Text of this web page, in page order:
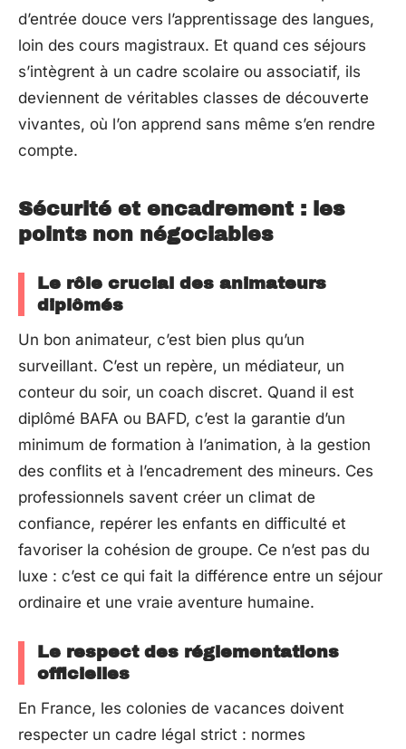
d’entrée douce vers l’apprentissage des langues,
loin des cours magistraux. Et quand ces séjours
s’intègrent à un cadre scolaire ou associatif, ils
deviennent de véritables classes de découverte
vivantes, où l’on apprend sans même s’en rendre
compte.
Sécurité et encadrement : les
points non négociables
Le rôle crucial des animateurs
diplômés
Un bon animateur, c’est bien plus qu’un
surveillant. C’est un repère, un médiateur, un
conteur du soir, un coach discret. Quand il est
diplômé BAFA ou BAFD, c’est la garantie d’un
minimum de formation à l’animation, à la gestion
des conflits et à l’encadrement des mineurs. Ces
professionnels savent créer un climat de
confiance, repérer les enfants en difficulté et
favoriser la cohésion de groupe. Ce n’est pas du
luxe : c’est ce qui fait la différence entre un séjour
ordinaire et une vraie aventure humaine.
Le respect des réglementations
officielles
En France, les colonies de vacances doivent
respecter un cadre légal strict : normes